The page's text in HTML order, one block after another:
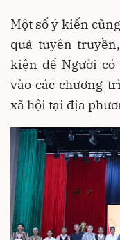
Một số ý kiến
quả tuyên
kiện để Người
vào các chương
xã hội tại địa